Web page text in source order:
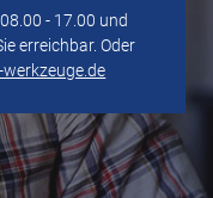
- 17.00 und
erreichbar. Oder